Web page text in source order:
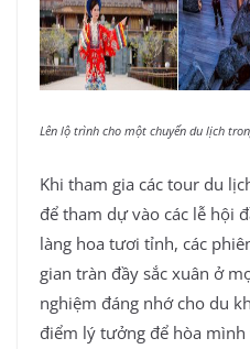
Lên lộ trình cho một chuyến du lịch
Khi tham gia các tour du
để tham dự vào các lễ hội
làng hoa tươi tỉnh, các
gian tràn đầy sắc xuân ở
nghiệm đáng nhớ cho du
điểm lý tưởng để hòa mình